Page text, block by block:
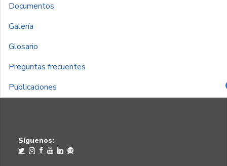
Documentos
Galería
Glosario
Preguntas frecuentes
Publicaciones
Síguenos: